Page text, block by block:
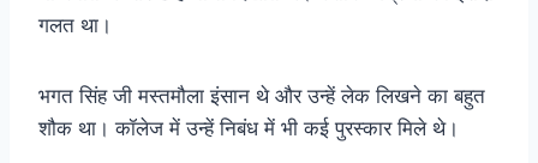
गलत था।
भगत सिंह जी मस्तमौला इंसान थे और उन्हें लेक लिखने का बहुत
शौक था। कॉलेज में उन्हें निबंध में भी कई पुरस्कार मिले थे।